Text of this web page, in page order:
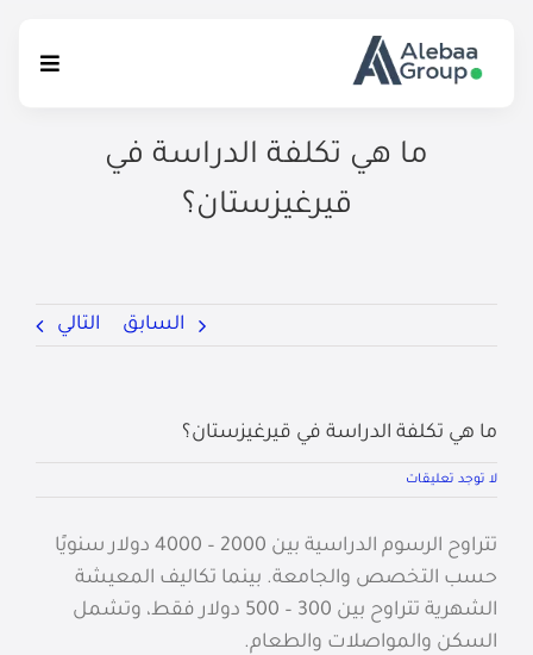
content
Toggle
ما هي تكلفة الدراسة في
قيرغيزستان؟
السابق التالي
ما هي تكلفة الدراسة في قيرغيزستان؟
لا توجد تعليقات
تتراوح الرسوم الدراسية بين 2000 – 4000 دولار سنويًا
حسب التخصص والجامعة. بينما تكاليف المعيشة
الشهرية تتراوح بين 300 – 500 دولار فقط، وتشمل
السكن والمواصلات والطعام.